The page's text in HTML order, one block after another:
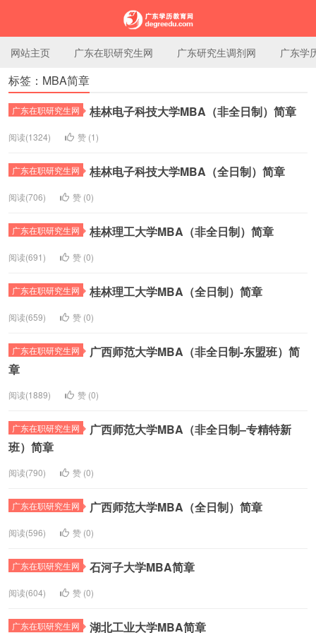
广东学历教育网
网站主页 广东在职研究生网 广东研究生调剂网 广东学
标签：MBA简章
广东在职研究生网 桂林电子科技大学MBA（非全日制）简章
阅读(1324) 赞 (1)
广东在职研究生网 桂林电子科技大学MBA（全日制）简章
阅读(706) 赞 (0)
广东在职研究生网 桂林理工大学MBA（非全日制）简章
阅读(691) 赞 (0)
广东在职研究生网 桂林理工大学MBA（全日制）简章
阅读(659) 赞 (0)
广东在职研究生网
广西师范大学MBA（非全日制-东盟班）简
章
阅读(1889) 赞 (0)
广东在职研究生网
广西师范大学MBA（非全日制–专精特新
班）简章
阅读(790) 赞 (0)
广东在职研究生网 广西师范大学MBA（全日制）简章
阅读(596) 赞 (0)
广东在职研究生网 石河子大学MBA简章
阅读(604) 赞 (0)
广东在职研究生网 湖北工业大学MBA简章